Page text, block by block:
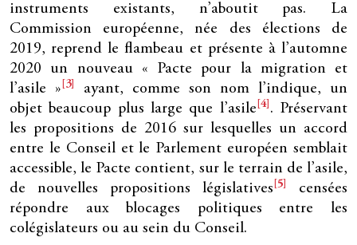
instruments existants, n’aboutit pas. La
Commission européenne, née des élections de
2019, reprend le flambeau et présente à l’automne
2020 un nouveau « Pacte pour la migration et
l’asile » [3]
ayant, comme son nom l’indique, un
objet beaucoup plus large que l’asile [4] . Préservant
les propositions de 2016 sur lesquelles un accord
entre le Conseil et le Parlement européen semblait
accessible, le Pacte contient, sur le terrain de l’asile,
de nouvelles propositions législatives [5]
censées
répondre aux blocages politiques entre les
colégislateurs ou au sein du Conseil.